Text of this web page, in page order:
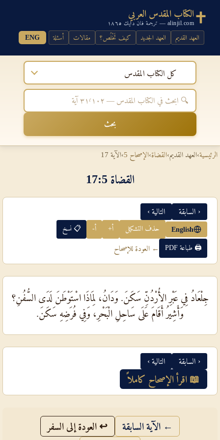
الكتاب المقدس العربي
alinjil.com — ترجمة فان دايك ١٨٦٥
العهد القديم العهد الجديد كيف تَخْلُص؟ مقالات أسئلة ENG
كل الكتاب المقدس
بحث
الرئيسية›العهد القديم›القضاة›الإصحاح 5 ›الآية 17
القضاة 5‏:‏17
‹ السابقة التالية ›
English حذف التشكيل أ+ أ- 📋 نسخ
🖨 طباعة PDF ← العودة للإصحاح
جِلْعَادُ فِي عَبْرِ الأُرْدُنِّ سَكَنَ. وَدَانُ، لِمَاذَا اسْتَوْطَنَ لَدَى السُّفُنِ؟
وَأَشِيرُ أَقَامَ عَلَى سَاحِلِ الْبَحْرِ، وَفِي فُرَضِهِ سَكَنَ.
‹ السابقة التالية ›
📖 اقرأ الإصحاح كاملاً
← الآية السابقة ↩ العودة إلى السفر